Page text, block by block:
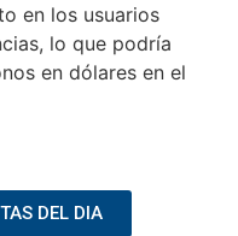
en los usuarios
lo que podría
en dólares en el
DEL DIA